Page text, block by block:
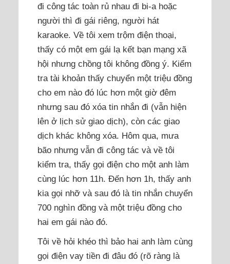
đi công tác toàn rủ nhau đi bi-a hoặc
người thì đi gái riêng, người hát
karaoke. Về tôi xem trộm điện thoại,
thấy có một em gái lạ kết bạn mạng xã
hội nhưng chồng tôi không đồng ý. Kiểm
tra tài khoản thấy chuyển một triệu đồng
cho em nào đó lúc hơn một giờ đêm
nhưng sau đó xóa tin nhắn đi (vẫn hiện
lên ở lịch sử giao dịch), còn các giao
dịch khác không xóa. Hôm qua, mưa
bão nhưng vẫn đi công tác và về tôi
kiểm tra, thấy gọi điện cho một anh làm
cùng lúc hơn 11h. Đến hơn 1h, thấy anh
kia gọi nhỡ và sau đó là tin nhắn chuyển
700 nghìn đồng và một triệu đồng cho
hai em gái nào đó.
Tôi về hỏi khéo thì bảo hai anh làm cùng
gọi điện vay tiền đi đâu đó (rõ ràng là